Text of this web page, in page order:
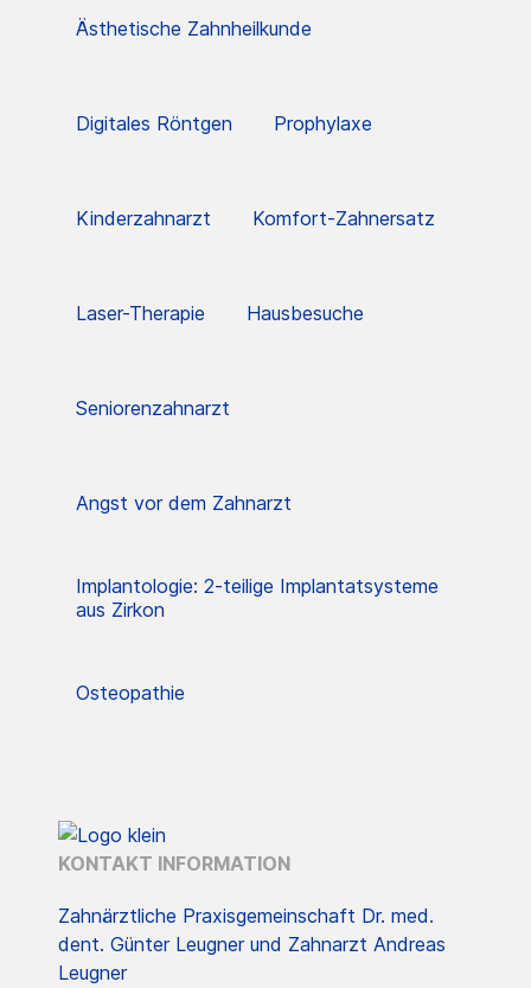
Ästhetische Zahnheilkunde
Digitales Röntgen Prophylaxe
Kinderzahnarzt Komfort-Zahnersatz
Laser-Therapie Hausbesuche
Seniorenzahnarzt
Angst vor dem Zahnarzt
Implantologie: 2-teilige Implantatsysteme
aus Zirkon
Osteopathie
KONTAKT INFORMATION
Zahnärztliche Praxisgemeinschaft Dr. med.
dent. Günter Leugner und Zahnarzt Andreas
Leugner